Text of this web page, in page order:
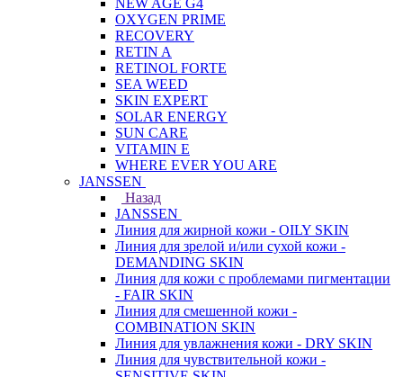
NEW AGE G4
OXYGEN PRIME
RECOVERY
RETIN A
RETINOL FORTE
SEA WEED
SKIN EXPERT
SOLAR ENERGY
SUN CARE
VITAMIN E
WHERE EVER YOU ARE
JANSSEN
Назад
JANSSEN
Линия для жирной кожи - OILY SKIN
Линия для зрелой и/или сухой кожи -
DEMANDING SKIN
Линия для кожи с проблемами пигментации
- FAIR SKIN
Линия для смешенной кожи -
COMBINATION SKIN
Линия для увлажнения кожи - DRY SKIN
Линия для чувствительной кожи -